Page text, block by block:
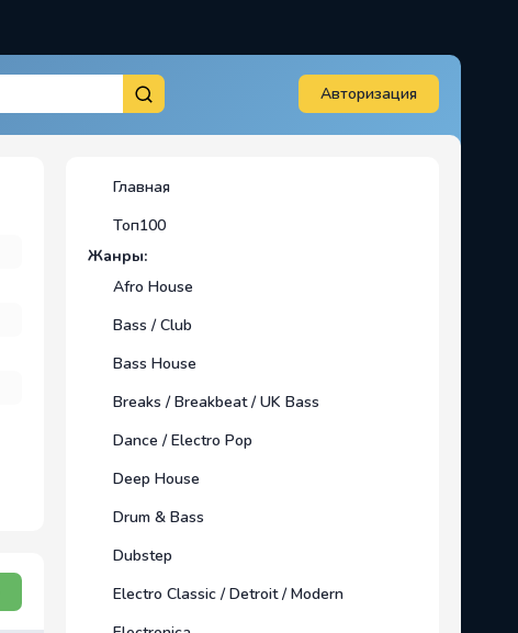
Авторизация
Главная
Топ100
Жанры:
Afro House
Bass / Club
Bass House
Breaks / Breakbeat / UK Bass
Dance / Electro Pop
Deep House
Drum & Bass
Dubstep
Electro Classic / Detroit / Modern